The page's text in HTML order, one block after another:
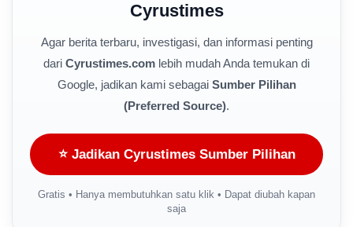
Cyrustimes
Agar berita terbaru, investigasi, dan informasi penting
dari Cyrustimes.com lebih mudah Anda temukan di
Google, jadikan kami sebagai Sumber Pilihan
(Preferred Source).
⭐ Jadikan Cyrustimes Sumber Pilihan
Gratis • Hanya membutuhkan satu klik • Dapat diubah kapan
saja